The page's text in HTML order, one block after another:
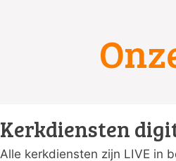
Kerkdiensten
Alle kerkdiensten zijn LIVE in